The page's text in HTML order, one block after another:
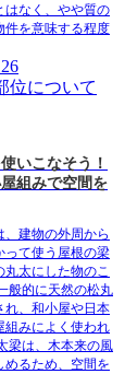
はなく、やや質の
件を意味する程度
位について
いこなそう！
組みで空間を
、建物の外周から
って使う屋根の梁
丸太にした物のこ
般的に天然の松丸
れ、和小屋や日本
組みによく使われ
梁は、木本来の風
めるため、空間を